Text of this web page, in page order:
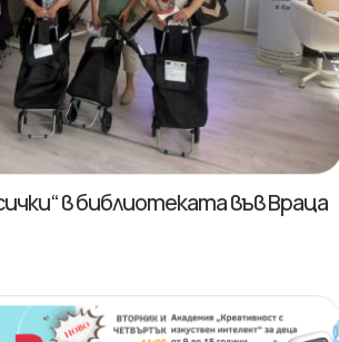
в библиотеката във Враца